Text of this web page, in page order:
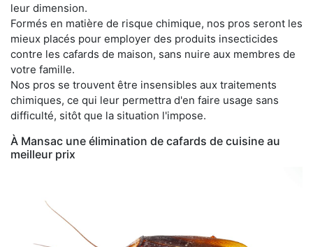
leur dimension.
Formés en matière de risque chimique, nos pros seront les
mieux placés pour employer des produits insecticides
contre les cafards de maison, sans nuire aux membres de
votre famille.
Nos pros se trouvent être insensibles aux traitements
chimiques, ce qui leur permettra d'en faire usage sans
difficulté, sitôt que la situation l'impose.
À Mansac une élimination de cafards de cuisine au
meilleur prix